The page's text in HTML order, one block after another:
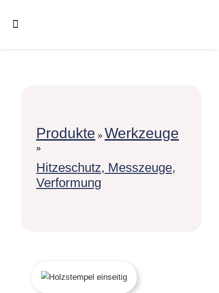
Produkte » Werkzeuge
»
Hitzeschutz, Messzeuge,
Verformung